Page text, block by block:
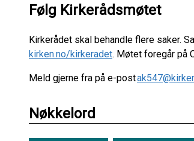
Følg Kirkerådsmøtet
Kirkerådet skal behandle flere saker.
kirken.no/kirkeradet. Møtet foregår på
Meld gjerne fra på e-post
Nøkkelord